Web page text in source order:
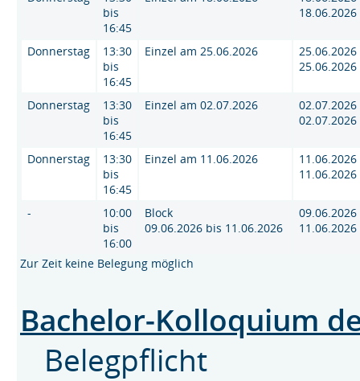
bis
16:45
18.06.2026
Donnerstag
13:30
bis
16:45
Einzel am 25.06.2026
25.06.2026
Donnerstag
13:30
bis
16:45
Einzel am 02.07.2026
02.07.2026
Donnerstag
13:30
bis
16:45
Einzel am 11.06.2026
11.06.2026
-
10:00
bis
16:00
Block
09.06.2026 bis 11.06.2026
11.06.2026
Zur Zeit keine Belegung möglich
Bachelor-Kolloquium
Belegpflicht